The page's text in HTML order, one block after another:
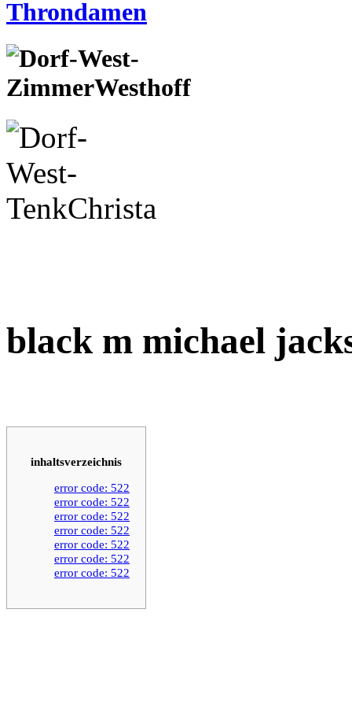
black m michael
inhaltsverzeichnis
error code: 522
error code: 522
error code: 522
error code: 522
error code: 522
error code: 522
error code: 522